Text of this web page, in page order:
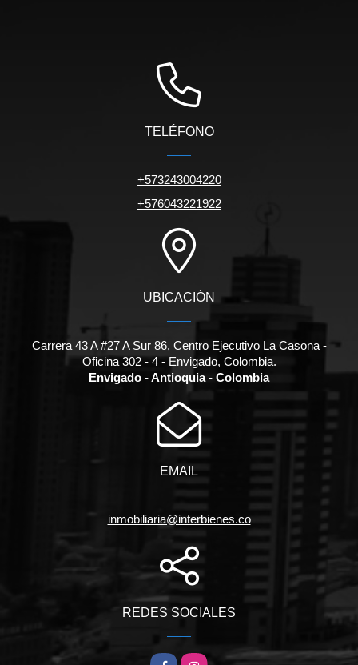
TELÉFONO
+573243004220
+576043221922
UBICACIÓN
Carrera 43 A #27 A Sur 86, Centro Ejecutivo La Casona -
Oficina 302 - 4 - Envigado, Colombia.
Envigado - Antioquia - Colombia
EMAIL
inmobiliaria@interbienes.co
REDES SOCIALES